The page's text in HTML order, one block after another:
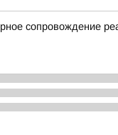
сопровождение